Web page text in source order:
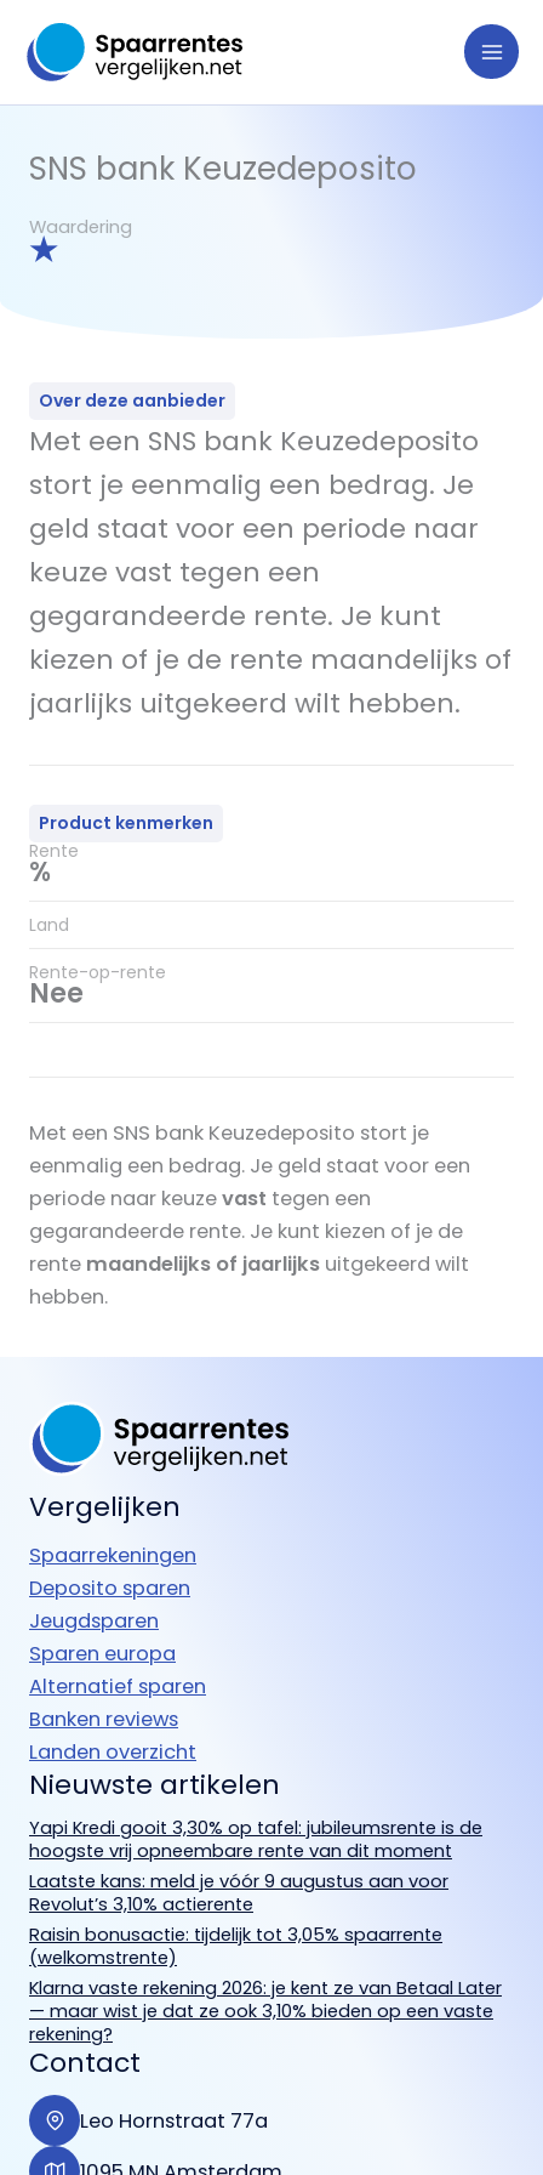
naar
inhoud
SNS bank Keuzedeposito
Waardering
★
Over deze aanbieder
Met een SNS bank Keuzedeposito
stort je eenmalig een bedrag. Je
geld staat voor een periode naar
keuze vast tegen een
gegarandeerde rente. Je kunt
kiezen of je de rente maandelijks of
jaarlijks uitgekeerd wilt hebben.
Product kenmerken
Rente
%
Land
Rente-op-rente
Nee
Met een SNS bank Keuzedeposito stort je
eenmalig een bedrag. Je geld staat voor een
periode naar keuzevast tegen een
gegarandeerde rente. Je kunt kiezen of je de
rente maandelijks of jaarlijks uitgekeerd wilt
hebben.
Vergelijken
Spaarrekeningen
Deposito sparen
Jeugdsparen
Sparen europa
Alternatief sparen
Banken reviews
Landen overzicht
Nieuwste artikelen
Yapi Kredi gooit 3,30% op tafel: jubileumsrente is de
hoogste vrij opneembare rente van dit moment
Laatste kans: meld je vóór 9 augustus aan voor
Revolut’s 3,10% actierente
Raisin bonusactie: tijdelijk tot 3,05% spaarrente
(welkomstrente)
Klarna vaste rekening 2026: je kent ze van Betaal Later
— maar wist je dat ze ook 3,10% bieden op een vaste
rekening?
Contact
Leo Hornstraat 77a